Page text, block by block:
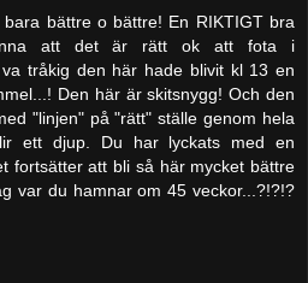
bättre o bättre! En RIKTIGT bra
att det är rätt ok att fota i
tråkig den här hade blivit kl 13 en
Den här är skitsnygg! Och den
"linjen" på "rätt" ställe genom hela
ett djup. Du har lyckats med en
fortsätter att bli så här mycket bättre
var du hamnar om 45 veckor...?!?!?